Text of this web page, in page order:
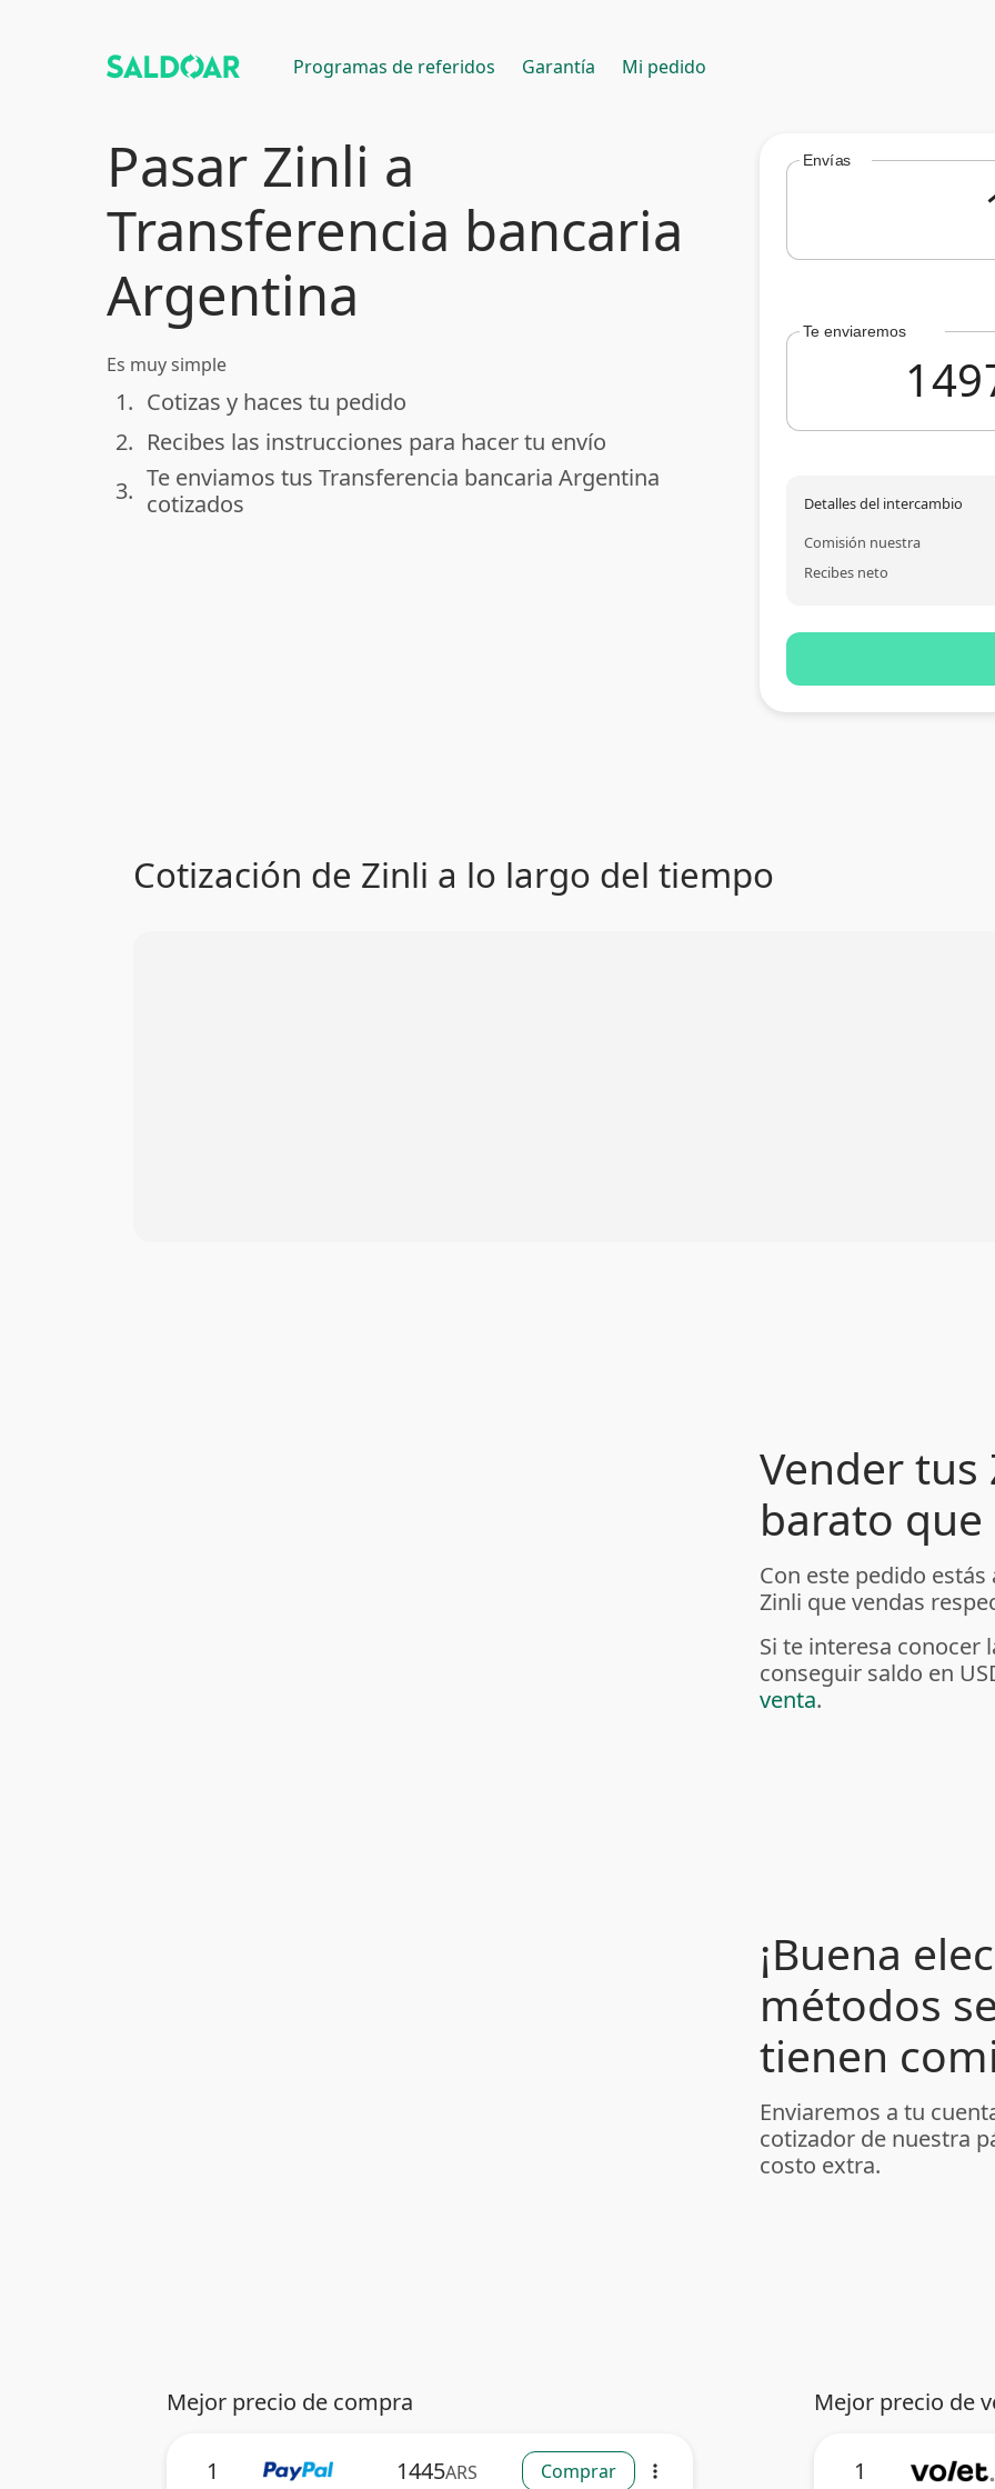
Programas de referidos Garantía Mi pedido
Pasar Zinli a
Transferencia bancaria
Argentina
Es muy simple
done
1. Cotizas y haces tu pedido
done
2. Recibes las instrucciones para hacer tu envío
done
3. Te enviamos tus Transferencia bancaria Argentina
cotizados
Envías
Te enviaremos
Detalles del intercambio
Comisión nuestra
Recibes neto
Cotización de Zinli a lo largo del tiempo
Vender tus
barato que
Con este pedido estás
Zinli que vendas
Si te interesa conocer
conseguir saldo en
venta.
¡Buena
métodos
tienen
Enviaremos a tu
cotizador de nuestra
costo extra.
Mejor precio de compra
1 1445ARS Comprar more_vert
Mejor precio de
1